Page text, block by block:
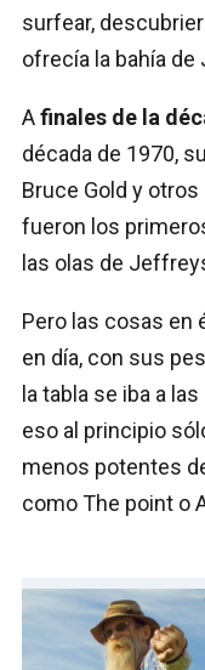
surfear,
ofrecía la bahía
Afinales de la
década de 1970,
Bruce Gold y
fueron los
las olas de
Pero las cosas en
en día, con sus
la tabla se iba a
eso al principio
menos potentes
como The point o